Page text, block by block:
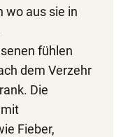
wo aus sie in
fühlen
dem Verzehr
Die
Fieber,